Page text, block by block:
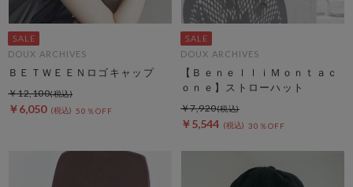
DOUX ARCHIVES
ＢＥＴＷＥＥＮロゴキャップ
￥6,050 50％OFF
￥12,100
DOUX ARCHIVES
【ＢｅｎｅｌｌｉＭｏｎｔａｃ
ｏｎｅ】ストローハット
￥5,544 30％OFF
￥7,920